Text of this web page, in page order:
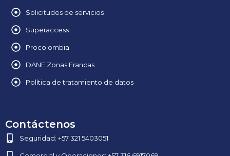
Solicitudes de servicios
Superaccess
Procolombia
DANE Zonas Francas
Política de tratamiento de datos
Contáctenos
Seguridad: +57 321 5403051